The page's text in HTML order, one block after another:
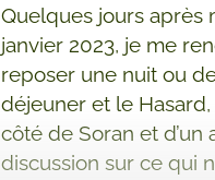
Quelques jours après
janvier 2023, je me
reposer une nuit ou
déjeuner et le
côté de Soran et d’un
discussion sur ce qui